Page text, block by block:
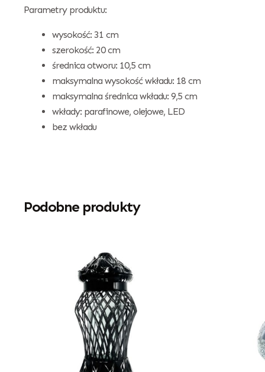
Parametry produktu:
wysokość: 31 cm
szerokość: 20 cm
średnica otworu: 10,5 cm
maksymalna wysokość wkładu: 18 cm
maksymalna średnica wkładu: 9,5 cm
wkłady: parafinowe, olejowe, LED
bez wkładu
Podobne produkty